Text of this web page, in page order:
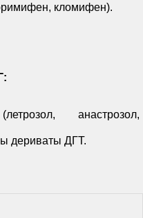
кломифен).
анастрозол,
дериваты ДГТ.